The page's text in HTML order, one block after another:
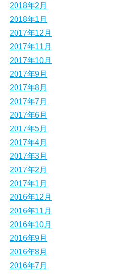
2018年2月
2018年1月
2017年12月
2017年11月
2017年10月
2017年9月
2017年8月
2017年7月
2017年6月
2017年5月
2017年4月
2017年3月
2017年2月
2017年1月
2016年12月
2016年11月
2016年10月
2016年9月
2016年8月
2016年7月